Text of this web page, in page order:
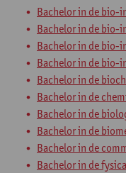
Bachelor in de bio-
Bachelor in de bio-
Bachelor in de bio-
Bachelor in de bio-
Bachelor in de
Bachelor in de
Bachelor in de
Bachelor in de
Bachelor in de
Bachelor in de fysica